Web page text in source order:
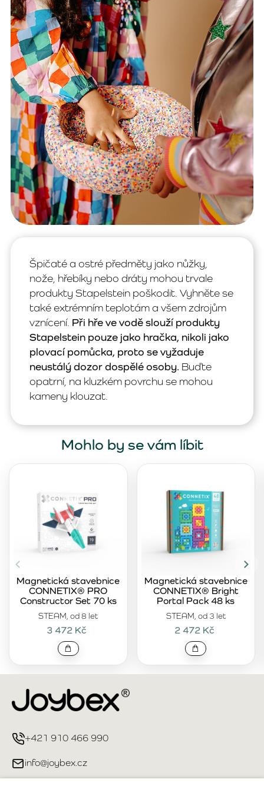
Špičaté a ostré předměty jako nůžky,
nože, hřebíky nebo dráty mohou trvale
produkty Stapelstein poškodit. Vyhněte se
také extrémním teplotám a všem zdrojům
vznícení. Při hře ve vodě slouží produkty
Stapelstein pouze jako hračka, nikoli jako
plovací pomůcka, proto se vyžaduje
neustálý dozor dospělé osoby. Buďte
opatrní, na kluzkém povrchu se mohou
kameny klouzat.
Mohlo by se vám líbit
STEAM, od 8 let
Magnetická stavebnice
CONNETIX® PRO
Constructor Set 70 ks
3 472 Kč
STEAM, od 3 let
Magnetická stavebnice
CONNETIX® Bright
Portal Pack 48 ks
2 472 Kč
+421 910 466 990
info@joybex.cz